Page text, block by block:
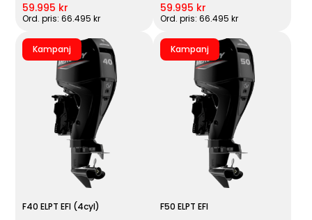
59.995 kr
Ord. pris: 66.495 kr
59.995 kr
Ord. pris: 66.495 kr
Kampanj
F40 ELPT EFI (4cyl)
Kampanj
F50 ELPT EFI